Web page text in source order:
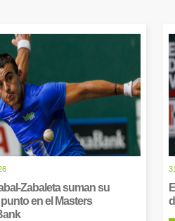
Zabaleta suman su
en el Masters